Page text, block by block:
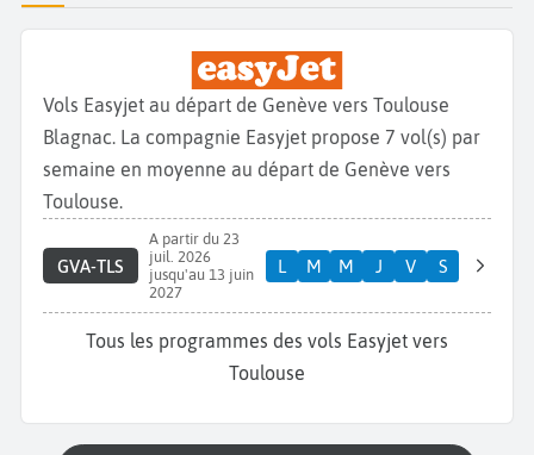
Vols Easyjet au départ de Genève vers Toulouse
Blagnac. La compagnie Easyjet propose 7 vol(s) par
semaine en moyenne au départ de Genève vers
Toulouse.
GVA-TLS
A partir du 23
juil. 2026
jusqu'au 13 juin
2027
L M M J V S
Tous les programmes des vols Easyjet vers
Toulouse